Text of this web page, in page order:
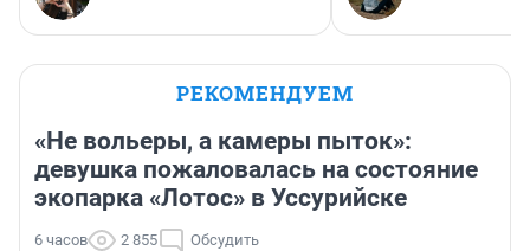
РЕКОМЕНДУЕМ
«Не вольеры, а камеры пыток»:
девушка пожаловалась на состояние
экопарка «Лотос» в Уссурийске
6 часов 2 855 Обсудить